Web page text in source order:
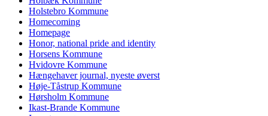
Holstebro Kommune
Homecoming
Homepage
Honor, national pride and identity
Horsens Kommune
Hvidovre Kommune
Hængehaver journal, nyeste øverst
Høje-Tåstrup Kommune
Hørsholm Kommune
Ikast-Brande Kommune